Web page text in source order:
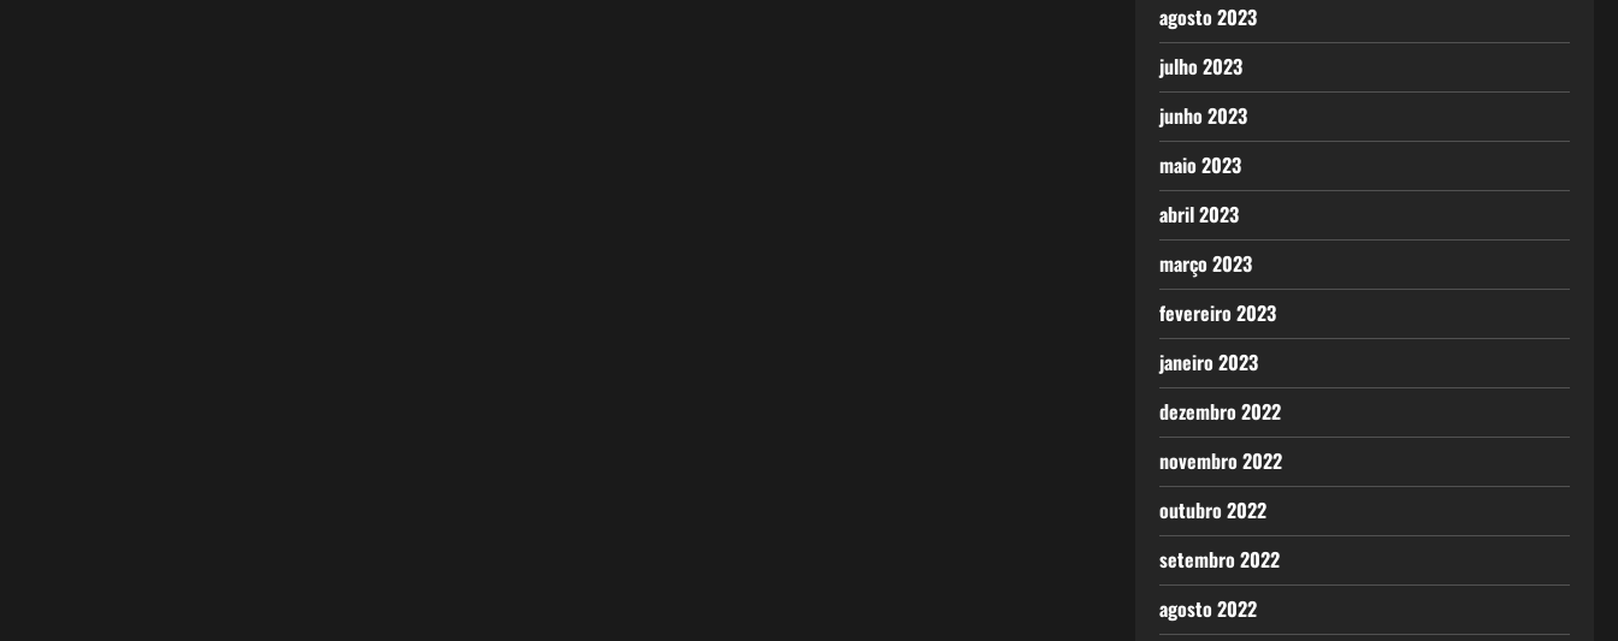
agosto 2023
julho 2023
junho 2023
maio 2023
abril 2023
março 2023
fevereiro 2023
janeiro 2023
dezembro 2022
novembro 2022
outubro 2022
setembro 2022
agosto 2022